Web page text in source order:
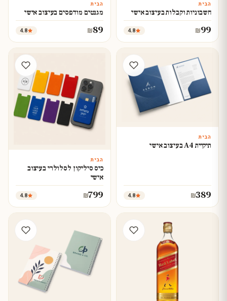
עצב עכשיו
הבית
חשבוניות וקבלות בעיצוב אישי
₪99
4.8
עצב עכשיו
הבית
מגנטים מודפסים בעיצוב אישי
₪89
4.8
עצב עכשיו
הבית
תיקיית A4 בעיצוב אישי
₪389
4.8
עצב עכשיו
הבית
כיס סיליקון לסלולרי בעיצוב
אישי
₪799
4.8